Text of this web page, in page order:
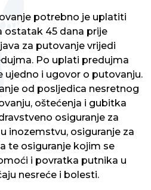
potrebno je uplatiti
ostatak 45 dana prije
za putovanje vrijedi
Po uplati predujma
ujedno i ugovor o putovanju.
od posljedica nesretnog
oštećenja i gubitka
osiguranje za
inozemstvu, osiguranje za
te osiguranje kojim se
i povratka putnika u
nesreće i bolesti.